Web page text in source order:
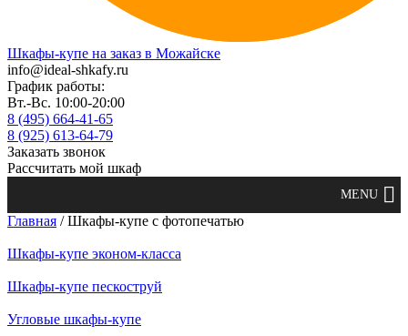
Шкафы-купе на заказ в Можайске
info@ideal-shkafy.ru
График работы:
Вт.-Вс. 10:00-20:00
8 (495) 664-41-65
8 (925) 613-64-79
Заказать звонок
Рассчитать мой шкаф
Главная / Шкафы-купе с фотопечатью
Шкафы-купе эконом-класса
Шкафы-купе пескоструй
Угловые шкафы-купе